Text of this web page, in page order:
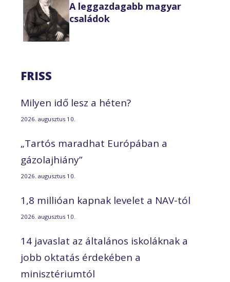
A leggazdagabb magyar
családok
FRISS
Milyen idő lesz a héten?
2026. augusztus 10.
„Tartós maradhat Európában a
gázolajhiány”
2026. augusztus 10.
1,8 millióan kapnak levelet a NAV-tól
2026. augusztus 10.
14 javaslat az általános iskoláknak a
jobb oktatás érdekében a
minisztériumtól